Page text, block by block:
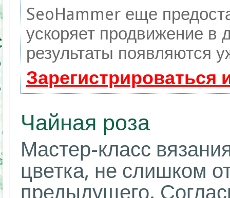
SeoHammer еще
ускоряет продвижение в
результаты появляются
Зарегистрироваться
Чайная роза
Мастер-класс
цветка, не слишком
предыдущего.